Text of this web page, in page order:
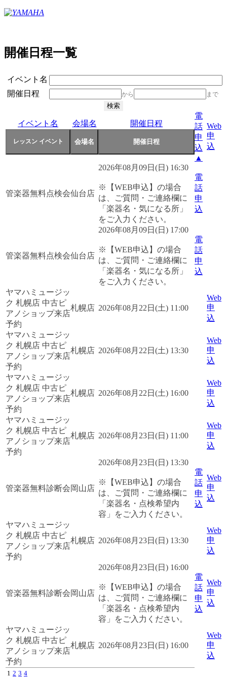
開催日程一覧
イベント名
開催日程
から まで
イベント名 会場名 開催日程
電
話
申
込
▲
Web
申
込
管楽器無料点検会仙台店
2026年08月09日(日) 16:30
※【WEB申込】の場合
は、ご質問・ご連絡欄に
「楽器名・気になる所」
をご入力ください。
電
話
申
込
管楽器無料点検会仙台店
2026年08月09日(日) 17:00
※【WEB申込】の場合
は、ご質問・ご連絡欄に
「楽器名・気になる所」
をご入力ください。
電
話
申
込
ヤマハミュージッ
ク 札幌店 中古ピ
アノショップ来店
予約
札幌店 2026年08月22日(土) 11:00
Web
申
込
ヤマハミュージッ
ク 札幌店 中古ピ
アノショップ来店
予約
札幌店 2026年08月22日(土) 13:30
Web
申
込
ヤマハミュージッ
ク 札幌店 中古ピ
アノショップ来店
予約
札幌店 2026年08月22日(土) 16:00
Web
申
込
ヤマハミュージッ
ク 札幌店 中古ピ
アノショップ来店
予約
札幌店 2026年08月23日(日) 11:00
Web
申
込
管楽器無料診断会岡山店
2026年08月23日(日) 13:30
※【WEB申込】の場合
は、ご質問・ご連絡欄に
「楽器名・点検希望内
容」をご入力ください。
電
話
申
込
Web
申
込
ヤマハミュージッ
ク 札幌店 中古ピ
アノショップ来店
予約
札幌店 2026年08月23日(日) 13:30
Web
申
込
管楽器無料診断会岡山店
2026年08月23日(日) 16:00
※【WEB申込】の場合
は、ご質問・ご連絡欄に
「楽器名・点検希望内
容」をご入力ください。
電
話
申
込
Web
申
込
ヤマハミュージッ
ク 札幌店 中古ピ
アノショップ来店
予約
札幌店 2026年08月23日(日) 16:00
Web
申
込
1 2 3 4